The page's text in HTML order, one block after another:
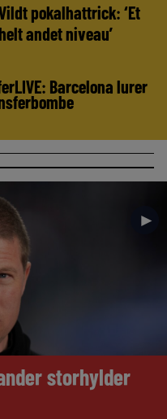
pokalhattrick: ‘Et
andet niveau’
Barcelona lurer
►
storhylder